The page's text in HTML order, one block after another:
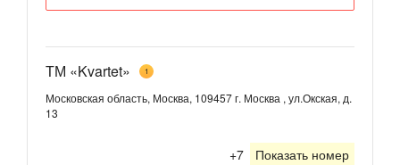
ТМ «Kvartet» 1
Московская область, Москва, 109457 г. Москва , ул.Окская, д.
13
+7 Показать номер